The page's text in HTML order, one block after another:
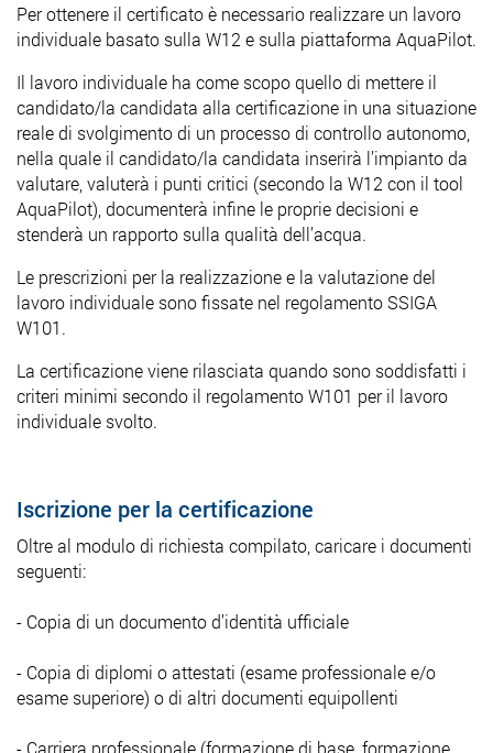
Per ottenere il certificato è necessario realizzare un lavoro
individuale basato sulla W12 e sulla piattaforma AquaPilot.
Il lavoro individuale ha come scopo quello di mettere il
candidato/la candidata alla certificazione in una situazione
reale di svolgimento di un processo di controllo autonomo,
nella quale il candidato/la candidata inserirà l’impianto da
valutare, valuterà i punti critici (secondo la W12 con il tool
AquaPilot), documenterà infine le proprie decisioni e
stenderà un rapporto sulla qualità dell’acqua.
Le prescrizioni per la realizzazione e la valutazione del
lavoro individuale sono fissate nel regolamento SSIGA
W101.
La certificazione viene rilasciata quando sono soddisfatti i
criteri minimi secondo il regolamento W101 per il lavoro
individuale svolto.
Iscrizione per la certificazione
Oltre al modulo di richiesta compilato, caricare i documenti
seguenti:
- Copia di un documento d’identità ufficiale
- Copia di diplomi o attestati (esame professionale e/o
esame superiore) o di altri documenti equipollenti
- Carriera professionale (formazione di base, formazione